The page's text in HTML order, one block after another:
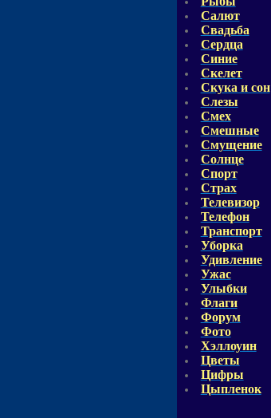
Салют
Свадьба
Сердца
Синие
Скелет
Скука и сон
Слезы
Смех
Смешные
Смущение
Солнце
Спорт
Страх
Телевизор
Телефон
Транспорт
Уборка
Удивление
Ужас
Улыбки
Флаги
Форум
Фото
Хэллоуин
Цветы
Цифры
Цыпленок